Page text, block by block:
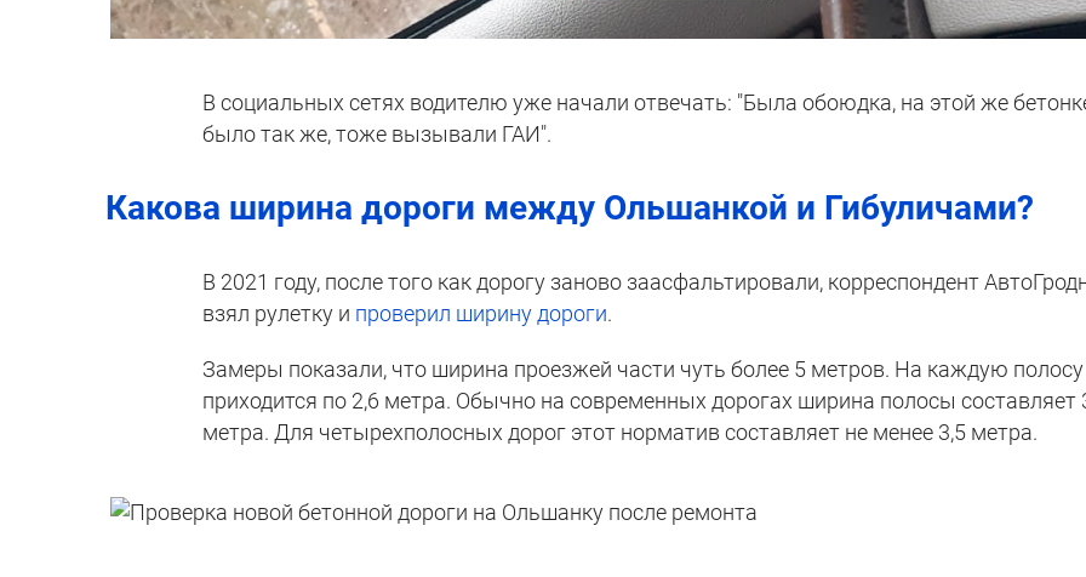
В социальных сетях водителю уже начали отвечать: "Была обоюдка, на этой же
было так же, тоже вызывали ГАИ".
Какова ширина дороги между Ольшанкой и Гибуличами?
В 2021 году, после того как дорогу заново заасфальтировали, корреспондент
взял рулетку и проверил ширину дороги.
Замеры показали, что ширина проезжей части чуть более 5 метров. На каждую полосу
приходится по 2,6 метра. Обычно на современных дорогах ширина полосы составляет
метра. Для четырехполосных дорог этот норматив составляет не менее 3,5 метра.